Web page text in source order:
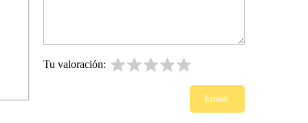
Tu valoración: